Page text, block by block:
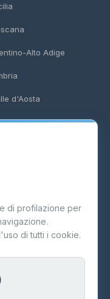
Alto Adige
d'Aosta
di profilazione per
di tutti i cookie.